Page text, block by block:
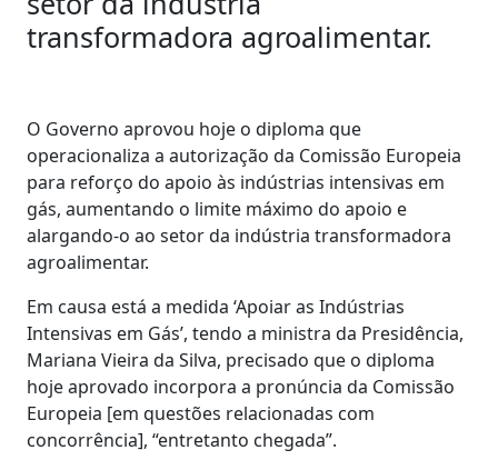
transformadora agroalimentar.
O Governo aprovou hoje o diploma que
operacionaliza a autorização da Comissão Europeia
para reforço do apoio às indústrias intensivas em
gás, aumentando o limite máximo do apoio e
alargando-o ao setor da indústria transformadora
agroalimentar.
Em causa está a medida ‘Apoiar as Indústrias
Intensivas em Gás’, tendo a ministra da Presidência,
Mariana Vieira da Silva, precisado que o diploma
hoje aprovado incorpora a pronúncia da Comissão
Europeia [em questões relacionadas com
concorrência], “entretanto chegada”.